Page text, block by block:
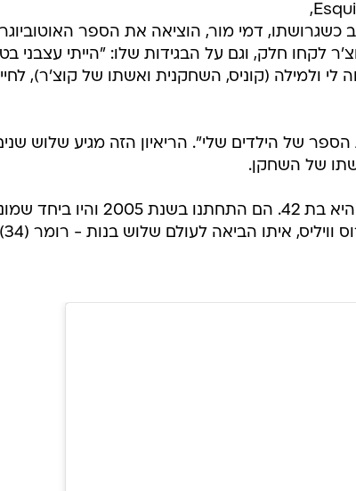
בראיון לכתבת השער הדיגיטלי של מגזין Esquire,
מה חשב כשגרושתו, דמי מור, הוציאה את הספר
לקחו חלק, וגם על הבגידות שלו: "הייתי עצבני
ולמילה (קוניס, השחקנית ואשתו של קוצ'ר),
של הילדים שלי". הריאיון הזה מגיע שלוש
קוצ'ר ומור החלו לצאת כשהוא היה בן 26 והיא בת 42. הם התחתנו בשנת 2005
שנים. לפני כן, מור הייתה